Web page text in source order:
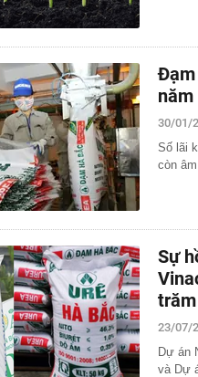
Đạm
năm
30/01/
Số lãi
còn
Sự
23/07/
Dự án
và Dự